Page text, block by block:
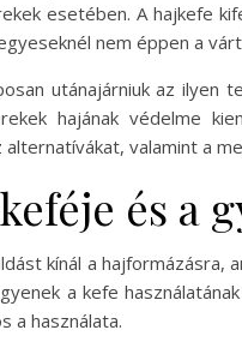
esetében. A hajkefe
nem éppen a
utánajárniuk az ilyen
hajának védelme
valamint a
és a
kínál a
a kefe
a használata.